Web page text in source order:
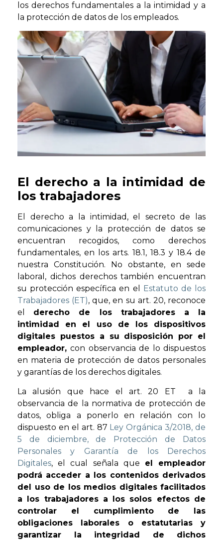
los derechos fundamentales a la intimidad y a
la protección de datos de los empleados.
El derecho a la intimidad de
los trabajadores
El derecho a la intimidad, el secreto de las
comunicaciones y la protección de datos se
encuentran recogidos, como derechos
fundamentales, en los arts. 18.1, 18.3 y 18.4 de
nuestra Constitución. No obstante, en sede
laboral, dichos derechos también encuentran
su protección específica en el
Estatuto de los
Trabajadores (ET), que, en su art. 20, reconoce
el derecho de los trabajadores a la
intimidad en el uso de los dispositivos
digitales puestos a su disposición por el
empleador,con observancia de lo dispuestos
en materia de protección de datos personales
y garantías de los derechos digitales.
La alusión que hace el art. 20 ET a la
observancia de la normativa de protección de
datos, obliga a ponerlo en relación con lo
dispuesto en el art. 87 Ley Orgánica 3/2018, de
5 de diciembre, de Protección de Datos
Personales y Garantía de los Derechos
Digitales, el cual señala que el empleador
podrá acceder a los contenidos derivados
del uso de los medios digitales facilitados
a los trabajadores a los solos efectos de
controlar el cumplimiento de las
obligaciones laborales o estatutarias y
garantizar la integridad de dichos